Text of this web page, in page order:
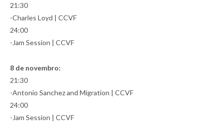
21:30
-Charles Loyd | CCVF
24:00
-Jam Session | CCVF
8 de novembro:
21:30
-Antonio Sanchez and Migration | CCVF
24:00
-Jam Session | CCVF